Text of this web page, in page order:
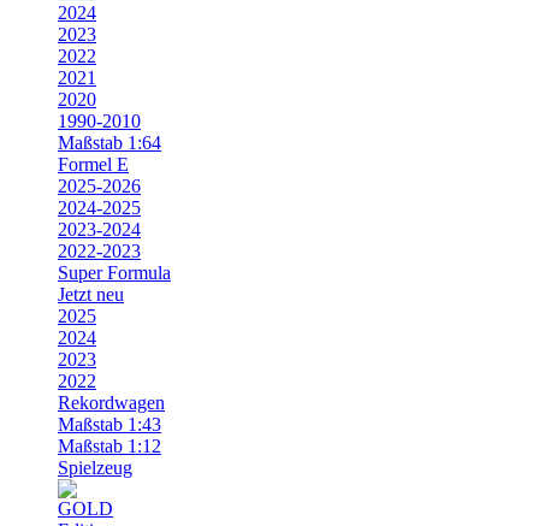
2024
2023
2022
2021
2020
1990-2010
Maßstab 1:64
Formel E
2025-2026
2024-2025
2023-2024
2022-2023
Super Formula
Jetzt neu
2025
2024
2023
2022
Rekordwagen
Maßstab 1:43
Maßstab 1:12
Spielzeug